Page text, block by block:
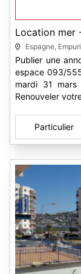
Location mer
Espagne,
Publier une annonce Comment ça marche ?
espace 093/5554-AMZ Votre annonce En parution jusqu'au
mardi 31 mars 2026 Il vous reste 20
Particulier